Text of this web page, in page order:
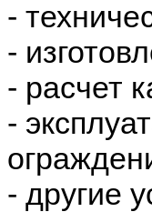
-
-
- расчет
-
- другие